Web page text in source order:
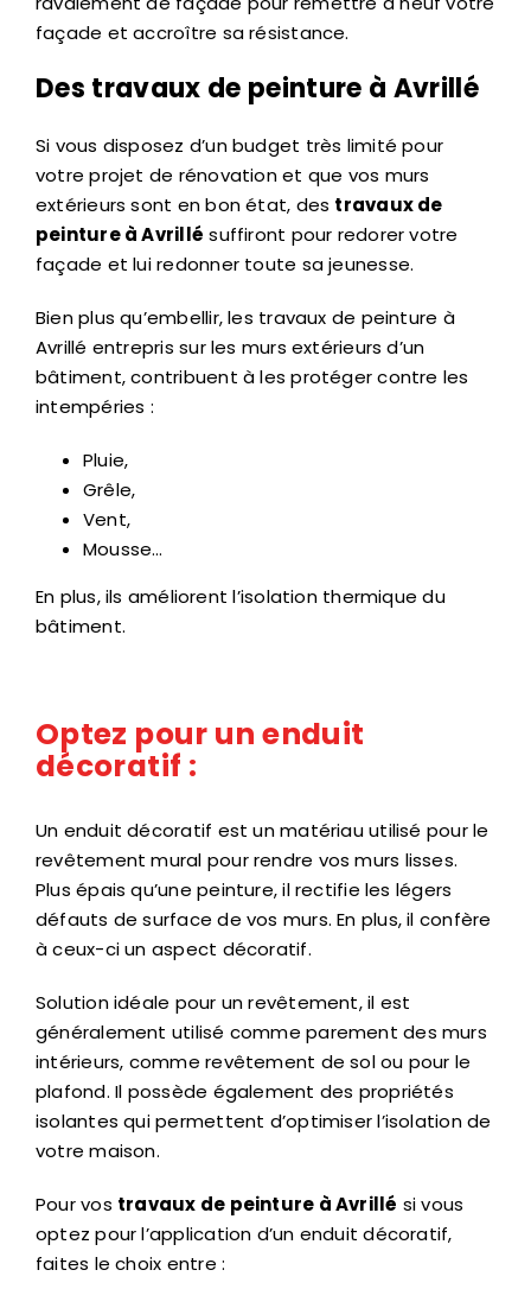
ravalement de façade pour remettre à neuf votre
façade et accroître sa résistance.
Des travaux de peinture à Avrillé
Si vous disposez d’un budget très limité pour
votre projet de rénovation et que vos murs
extérieurs sont en bon état, des travaux de
peinture à Avrillé suffiront pour redorer votre
façade et lui redonner toute sa jeunesse.
Bien plus qu’embellir, les travaux de peinture à
Avrillé entrepris sur les murs extérieurs d’un
bâtiment, contribuent à les protéger contre les
intempéries :
Pluie,
Grêle,
Vent,
Mousse…
En plus, ils améliorent l’isolation thermique du
bâtiment.
Optez pour un enduit
décoratif :
Un enduit décoratif est un matériau utilisé pour le
revêtement mural pour rendre vos murs lisses.
Plus épais qu’une peinture, il rectifie les légers
défauts de surface de vos murs. En plus, il confère
à ceux-ci un aspect décoratif.
Solution idéale pour un revêtement, il est
généralement utilisé comme parement des murs
intérieurs, comme revêtement de sol ou pour le
plafond. Il possède également des propriétés
isolantes qui permettent d’optimiser l’isolation de
votre maison.
Pour vos travaux de peinture à Avrillé si vous
optez pour l’application d’un enduit décoratif,
faites le choix entre :